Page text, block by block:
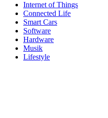
Internet of Things
Connected Life
Smart Cars
Software
Hardware
Musik
Lifestyle